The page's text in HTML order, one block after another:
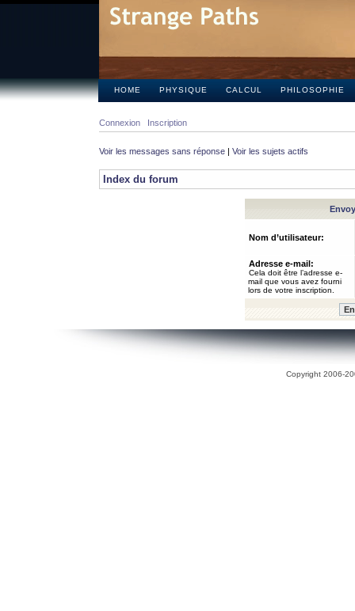
HOME PHYSIQUE CALCUL PHILOSOPHIE
Connexion Inscription
Voir les messages sans réponse | Voir les sujets actifs
Index du forum
Nom d’utilisateur:
Adresse e-mail:
Cela doit être l’adresse e-
mail que vous avez fourni
lors de votre inscription.
Copyright 2006-